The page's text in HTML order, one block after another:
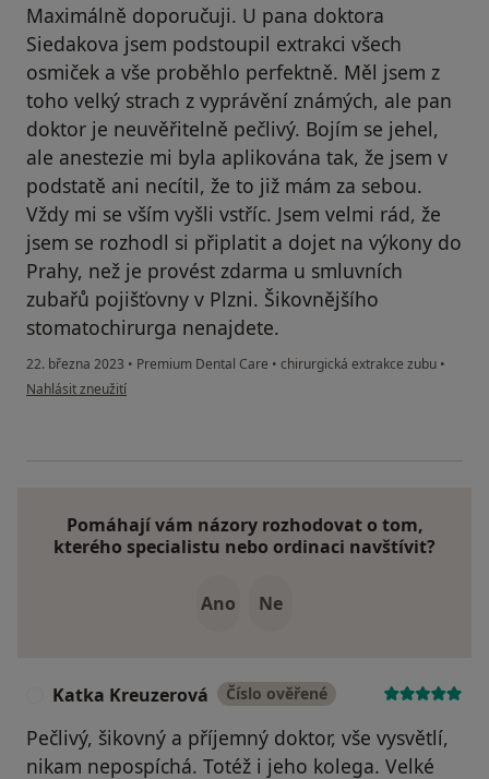
Maximálně doporučuji. U pana doktora
Siedakova jsem podstoupil extrakci všech
osmiček a vše proběhlo perfektně. Měl jsem z
toho velký strach z vyprávění známých, ale pan
doktor je neuvěřitelně pečlivý. Bojím se jehel,
ale anestezie mi byla aplikována tak, že jsem v
podstatě ani necítil, že to již mám za sebou.
Vždy mi se vším vyšli vstříc. Jsem velmi rád, že
jsem se rozhodl si připlatit a dojet na výkony do
Prahy, než je provést zdarma u smluvních
zubařů pojišťovny v Plzni. Šikovnějšího
stomatochirurga nenajdete.
22. března 2023 • Premium Dental Care • chirurgická extrakce zubu •
podle názoru uživatele Adrien Fajfr
Nahlásit zneužití
Pomáhají vám názory rozhodovat o tom,
kterého specialistu nebo ordinaci navštívit?
Ano Ne
Katka Kreuzerová Číslo ověřené
Pečlivý, šikovný a příjemný doktor, vše vysvětlí,
nikam nepospíchá. Totéž i jeho kolega. Velké